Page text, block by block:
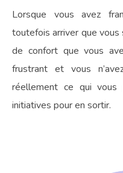
Lorsque vous avez
toutefois arriver que vous
de confort que vous
frustrant et vous
réellement ce qui vous
initiatives pour en sortir.